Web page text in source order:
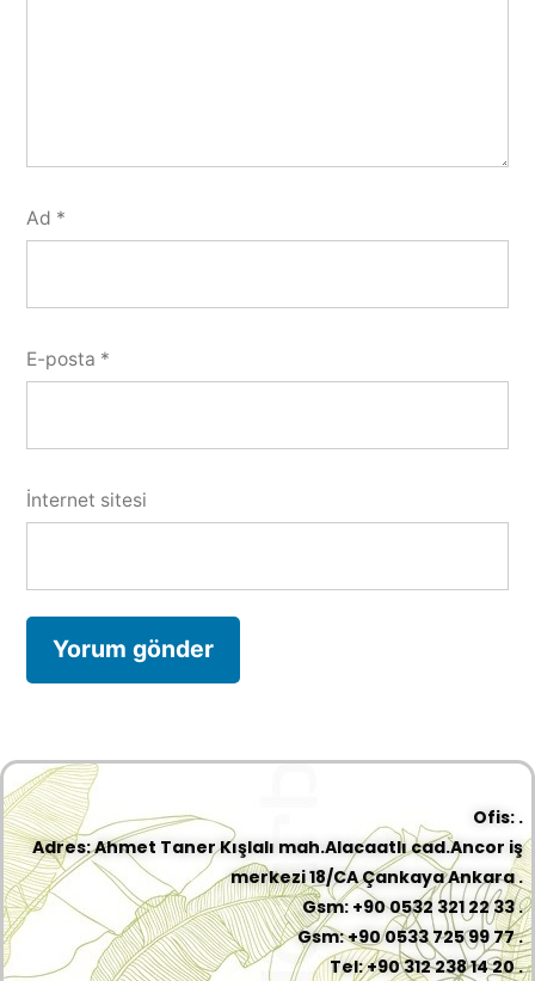
Ad *
E-posta *
İnternet sitesi
Ofis: .
Adres: Ahmet Taner Kışlalı mah.Alacaatlı cad.Ancor iş
merkezi 18/CA Çankaya Ankara .
Gsm: +90 0532 321 22 33 .
Gsm: +90 0533 725 99 77 .
Tel: +90 312 238 14 20 .